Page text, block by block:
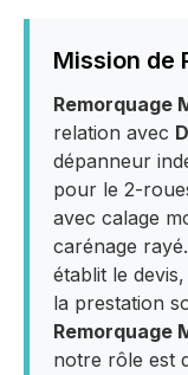
Mission de
Remorquage
relation avec
dépanneur
pour le 2-
avec calage
carénage rayé.
établit le
la prestation
Remorquage
notre rôle est